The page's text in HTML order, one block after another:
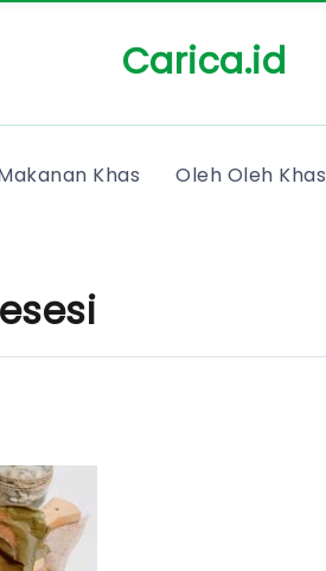
Carica.id
Khas Oleh Oleh Khas